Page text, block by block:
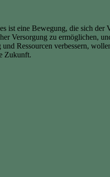
ist eine Bewegung, die sich
Versorgung zu ermöglichen,
Ressourcen verbessern,
Zukunft.